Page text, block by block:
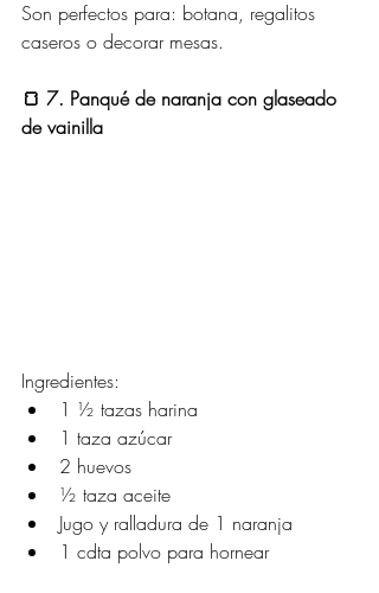
Son perfectos para: botana, regalitos
caseros o decorar mesas.
🍞 7. Panqué de naranja con glaseado
de vainilla
Ingredientes:
1 ½ tazas harina
1 taza azúcar
2 huevos
½ taza aceite
Jugo y ralladura de 1 naranja
1 cdta polvo para hornear